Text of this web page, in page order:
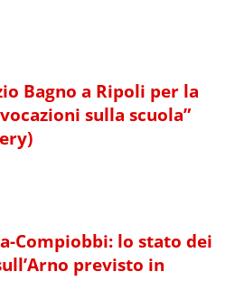
Bagno a Ripoli per la
sulla scuola”
Compiobbi: lo stato dei
previsto in